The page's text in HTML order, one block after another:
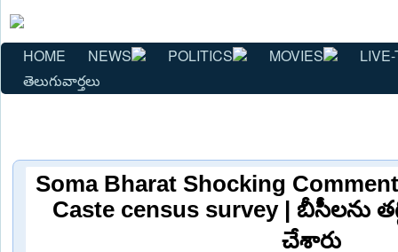
HOME NEWS POLITICS MOVIES
తెలుగువార్తలు
Soma Bharat Shocking
Caste census survey | బీసీలను
చేశారు